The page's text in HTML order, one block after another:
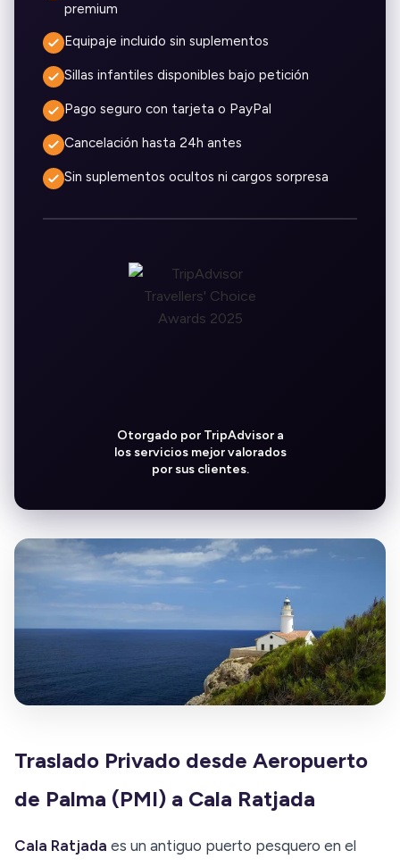
premium
Equipaje incluido sin suplementos
Sillas infantiles disponibles bajo petición
Pago seguro con tarjeta o PayPal
Cancelación hasta 24h antes
Sin suplementos ocultos ni cargos sorpresa
Otorgado por TripAdvisor a
los servicios mejor valorados
por sus clientes.
Traslado Privado desde Aeropuerto
de Palma (PMI) a Cala Ratjada
Cala Ratjada es un antiguo puerto pesquero en el